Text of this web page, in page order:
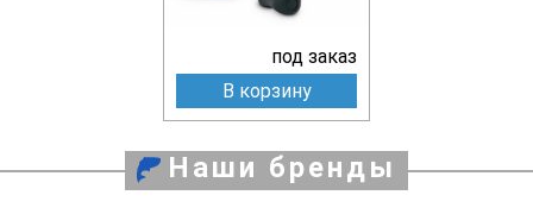
под заказ
В корзину
Наши бренды